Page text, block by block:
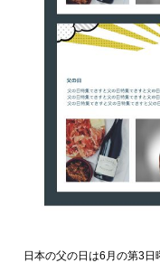
日本の父の日は6月の第3日